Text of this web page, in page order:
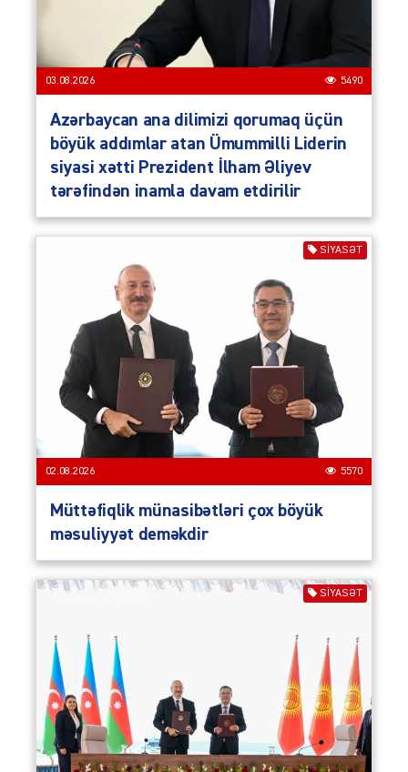
03.08.2026 5490
Azərbaycan ana dilimizi qorumaq üçün
böyük addımlar atan Ümummilli Liderin
siyasi xətti Prezident İlham Əliyev
tərəfindən inamla davam etdirilir
SIYASƏT
02.08.2026 5570
Müttəfiqlik münasibətləri çox böyük
məsuliyyət deməkdir
SIYASƏT